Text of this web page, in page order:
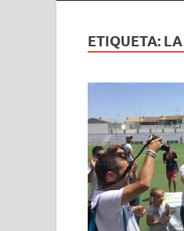
ETIQUETA: